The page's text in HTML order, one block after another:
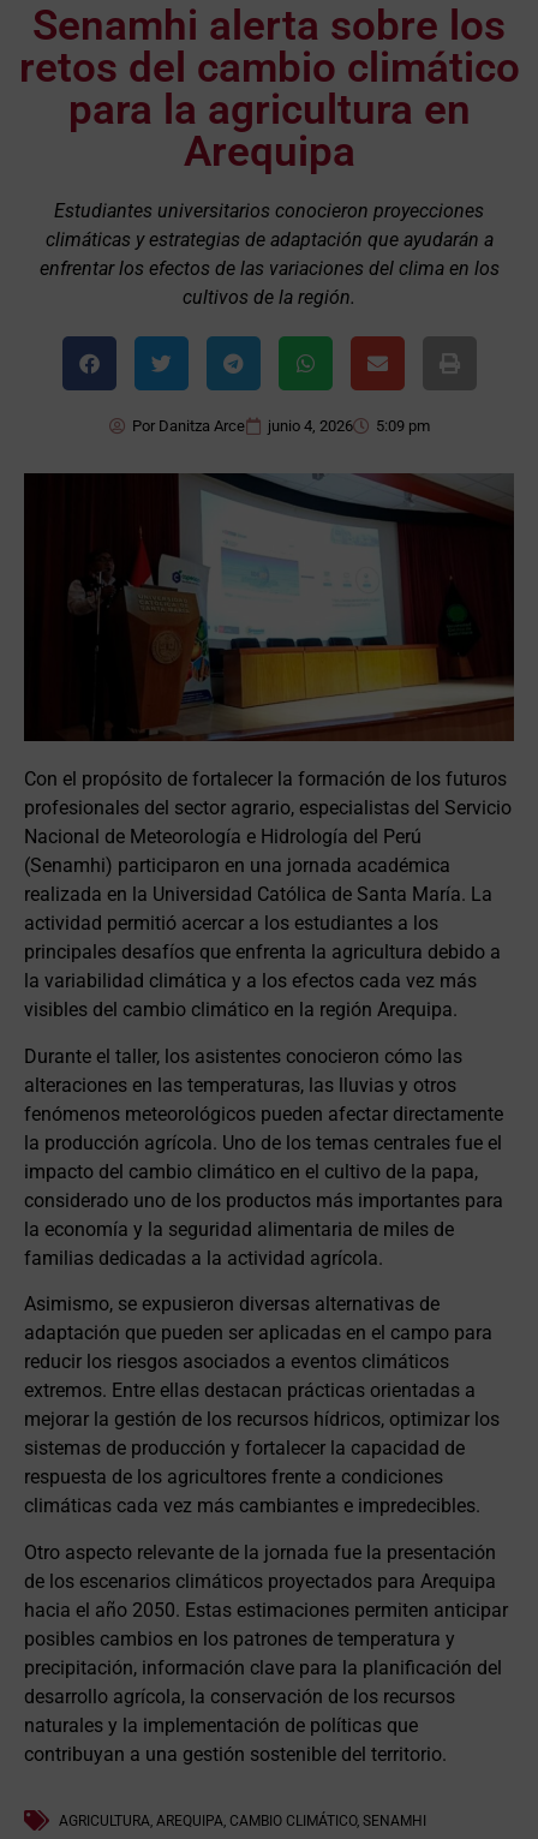
Senamhi alerta sobre los
retos del cambio climático
para la agricultura en
Arequipa
Estudiantes universitarios conocieron proyecciones
climáticas y estrategias de adaptación que ayudarán a
enfrentar los efectos de las variaciones del clima en los
cultivos de la región.
PorDanitza Arce junio 4, 2026 5:09 pm
Con el propósito de fortalecer la formación de los futuros
profesionales del sector agrario, especialistas del Servicio
Nacional de Meteorología e Hidrología del Perú
(Senamhi) participaron en una jornada académica
realizada en la Universidad Católica de Santa María. La
actividad permitió acercar a los estudiantes a los
principales desafíos que enfrenta la agricultura debido a
la variabilidad climática y a los efectos cada vez más
visibles del cambio climático en la región Arequipa.
Durante el taller, los asistentes conocieron cómo las
alteraciones en las temperaturas, las lluvias y otros
fenómenos meteorológicos pueden afectar directamente
la producción agrícola. Uno de los temas centrales fue el
impacto del cambio climático en el cultivo de la papa,
considerado uno de los productos más importantes para
la economía y la seguridad alimentaria de miles de
familias dedicadas a la actividad agrícola.
Asimismo, se expusieron diversas alternativas de
adaptación que pueden ser aplicadas en el campo para
reducir los riesgos asociados a eventos climáticos
extremos. Entre ellas destacan prácticas orientadas a
mejorar la gestión de los recursos hídricos, optimizar los
sistemas de producción y fortalecer la capacidad de
respuesta de los agricultores frente a condiciones
climáticas cada vez más cambiantes e impredecibles.
Otro aspecto relevante de la jornada fue la presentación
de los escenarios climáticos proyectados para Arequipa
hacia el año 2050. Estas estimaciones permiten anticipar
posibles cambios en los patrones de temperatura y
precipitación, información clave para la planificación del
desarrollo agrícola, la conservación de los recursos
naturales y la implementación de políticas que
contribuyan a una gestión sostenible del territorio.
AGRICULTURA, AREQUIPA, CAMBIO CLIMÁTICO, SENAMHI